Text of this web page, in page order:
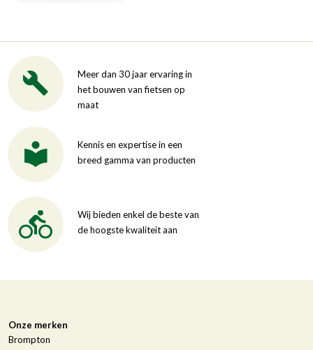
Meer dan 30 jaar ervaring in
het bouwen van fietsen op
maat
Kennis en expertise in een
breed gamma van producten
Wij bieden enkel de beste van
de hoogste kwaliteit aan
Onze merken
Brompton